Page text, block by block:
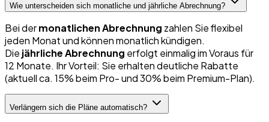
Wie unterscheiden sich monatliche und jährliche Abrechnung?
Bei dermonatlichen Abrechnung zahlen Sie flexibel
jeden Monat und können monatlich kündigen.
Die jährliche Abrechnung erfolgt einmalig im Voraus für
12 Monate. Ihr Vorteil: Sie erhalten deutliche Rabatte
(aktuell ca. 15% beim Pro- und 30% beim Premium-Plan).
Verlängern sich die Pläne automatisch?